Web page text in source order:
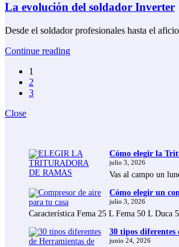
La evolución del soldador Inverter
Desde el soldador profesionales hasta el
Continue reading
1
2
3
Close
Cómo elegir la
julio 3, 2026
Vas al campo un
Cómo elegir un
julio 3, 2026
Característica Fema 25 L Fema 50 L Duca
30 tipos
junio 24, 2026